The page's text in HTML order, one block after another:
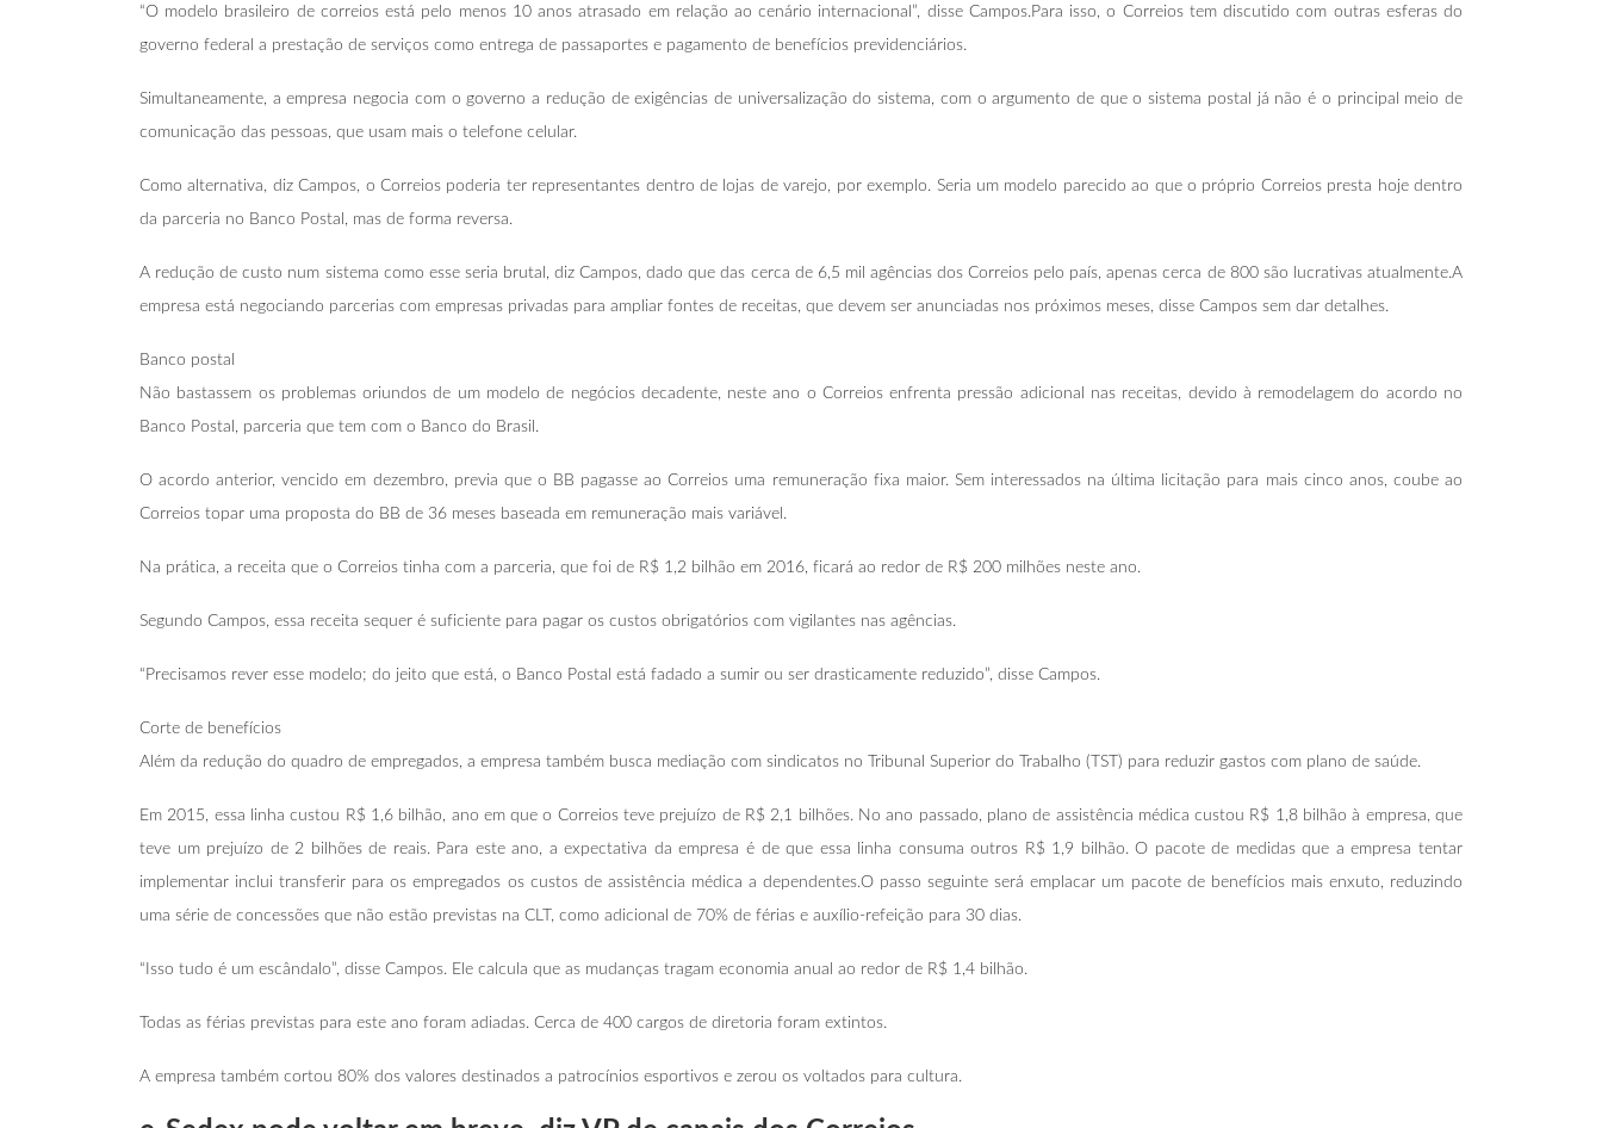
“O modelo brasileiro de correios está pelo menos 10 anos atrasado em relação ao cenário internacional”, disse Campos.Para isso, o Correios tem discutido com outras esferas do
governo federal a prestação de serviços como entrega de passaportes e pagamento de benefícios previdenciários.
Simultaneamente, a empresa negocia com o governo a redução de exigências de universalização do sistema, com o argumento de que o sistema postal já não é o principal meio de
comunicação das pessoas, que usam mais o telefone celular.
Como alternativa, diz Campos, o Correios poderia ter representantes dentro de lojas de varejo, por exemplo. Seria um modelo parecido ao que o próprio Correios presta hoje dentro
da parceria no Banco Postal, mas de forma reversa.
A redução de custo num sistema como esse seria brutal, diz Campos, dado que das cerca de 6,5 mil agências dos Correios pelo país, apenas cerca de 800 são lucrativas atualmente.A
empresa está negociando parcerias com empresas privadas para ampliar fontes de receitas, que devem ser anunciadas nos próximos meses, disse Campos sem dar detalhes.
Banco postal
Não bastassem os problemas oriundos de um modelo de negócios decadente, neste ano o Correios enfrenta pressão adicional nas receitas, devido à remodelagem do acordo no
Banco Postal, parceria que tem com o Banco do Brasil.
O acordo anterior, vencido em dezembro, previa que o BB pagasse ao Correios uma remuneração fixa maior. Sem interessados na última licitação para mais cinco anos, coube ao
Correios topar uma proposta do BB de 36 meses baseada em remuneração mais variável.
Na prática, a receita que o Correios tinha com a parceria, que foi de R$ 1,2 bilhão em 2016, ficará ao redor de R$ 200 milhões neste ano.
Segundo Campos, essa receita sequer é suficiente para pagar os custos obrigatórios com vigilantes nas agências.
“Precisamos rever esse modelo; do jeito que está, o Banco Postal está fadado a sumir ou ser drasticamente reduzido”, disse Campos.
Corte de benefícios
Além da redução do quadro de empregados, a empresa também busca mediação com sindicatos no Tribunal Superior do Trabalho (TST) para reduzir gastos com plano de saúde.
Em 2015, essa linha custou R$ 1,6 bilhão, ano em que o Correios teve prejuízo de R$ 2,1 bilhões. No ano passado, plano de assistência médica custou R$ 1,8 bilhão à empresa, que
teve um prejuízo de 2 bilhões de reais. Para este ano, a expectativa da empresa é de que essa linha consuma outros R$ 1,9 bilhão. O pacote de medidas que a empresa tentar
implementar inclui transferir para os empregados os custos de assistência médica a dependentes.O passo seguinte será emplacar um pacote de benefícios mais enxuto, reduzindo
uma série de concessões que não estão previstas na CLT, como adicional de 70% de férias e auxílio-refeição para 30 dias.
“Isso tudo é um escândalo”, disse Campos. Ele calcula que as mudanças tragam economia anual ao redor de R$ 1,4 bilhão.
Todas as férias previstas para este ano foram adiadas. Cerca de 400 cargos de diretoria foram extintos.
A empresa também cortou 80% dos valores destinados a patrocínios esportivos e zerou os voltados para cultura.